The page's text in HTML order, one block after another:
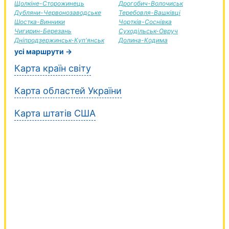
Щолкіне-Сторожинець
Дубляни-Червонозаводське
Шостка-Винники
Чигирин-Березань
Дніпродзержинськ-Куп'янськ
Дрогобич-Волочиськ
Теребовля-Вашківці
Чортків-Соснівка
Суходільськ-Овруч
Долина-Кодима
усі маршрути →
Карта країн світу
Карта областей України
Карта штатів США